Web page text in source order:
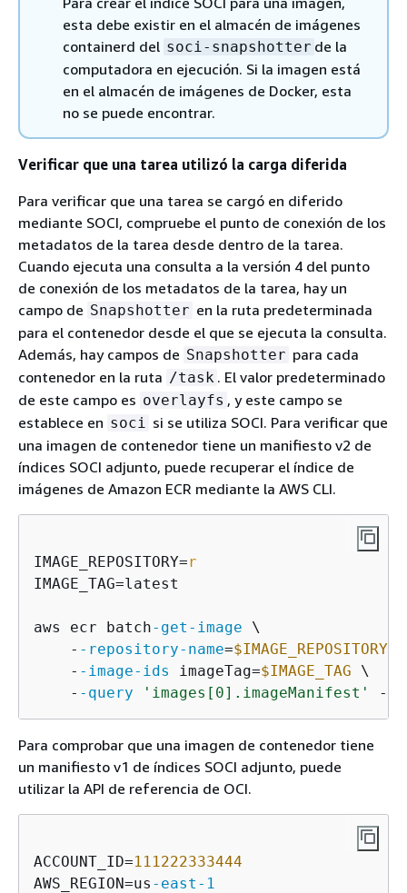
esta debe existir en el almacén de imágenes
containerd del soci-snapshotter de la
computadora en ejecución. Si la imagen está
en el almacén de imágenes de Docker, esta
no se puede encontrar.
Verificar que una tarea utilizó la carga diferida
Para verificar que una tarea se cargó en diferido
mediante SOCI, compruebe el punto de conexión de los
metadatos de la tarea desde dentro de la tarea.
Cuando ejecuta una consulta a la versión 4 del punto
de conexión de los metadatos de la tarea, hay un
campo de Snapshotter en la ruta predeterminada
para el contenedor desde el que se ejecuta la consulta.
Además, hay campos de Snapshotter para cada
contenedor en la ruta /task . El valor predeterminado
de este campo es overlayfs , y este campo se
establece en soci
si se utiliza SOCI. Para verificar que
una imagen de contenedor tiene un manifiesto v2 de
índices SOCI adjunto, puede recuperar el índice de
imágenes de Amazon ECR mediante la AWS CLI.
IMAGE_REPOSITORY=r
IMAGE_TAG=latest
aws ecr batch-get -image \
    -
-repository-name=$IMAGE_REPOSITORY
    -
-image-ids imageTag=$IMAGE_TAG \
    -
-query 'images[0].imageManifest' -
Para comprobar que una imagen de contenedor tiene
un manifiesto v1 de índices SOCI adjunto, puede
utilizar la API de referencia de OCI.
ACCOUNT_ID=111222333444
AWS_REGION=us -east -1